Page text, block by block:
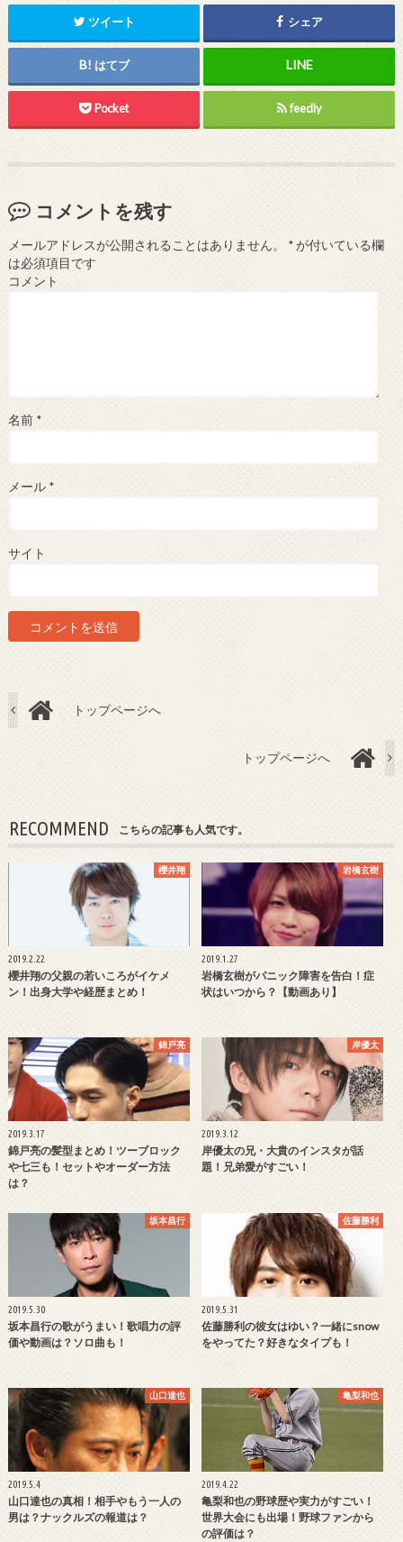
ツイート シェア
はてブ
Pocket feedly
コメントを残す
メールアドレスが公開されることはありません。 *が付いている欄
は必須項目です
コメント
名前 *
メール *
サイト
トップページへ
トップページへ
RECOMMEND こちらの記事も人気です。
櫻井翔
2019.2.22
櫻井翔の父親の若いころがイケメ
ン！出身大学や経歴まとめ！
岩橋玄樹
2019.1.27
岩橋玄樹がパニック障害を告白！症
状はいつから？【動画あり】
錦戸亮
2019.3.17
錦戸亮の髪型まとめ！ツーブロック
や七三も！セットやオーダー方法
は？
岸優太
2019.3.12
岸優太の兄・大貴のインスタが話
題！兄弟愛がすごい！
坂本昌行
2019.5.30
坂本昌行の歌がうまい！歌唱力の評
価や動画は？ソロ曲も！
佐藤勝利
2019.5.31
佐藤勝利の彼女はゆい？一緒にsnow
をやってた？好きなタイプも！
山口達也
2019.5.4
山口達也の真相！相手やもう一人の
男は？ナックルズの報道は？
亀梨和也
2019.4.22
亀梨和也の野球歴や実力がすごい！
世界大会にも出場！野球ファンから
の評価は？